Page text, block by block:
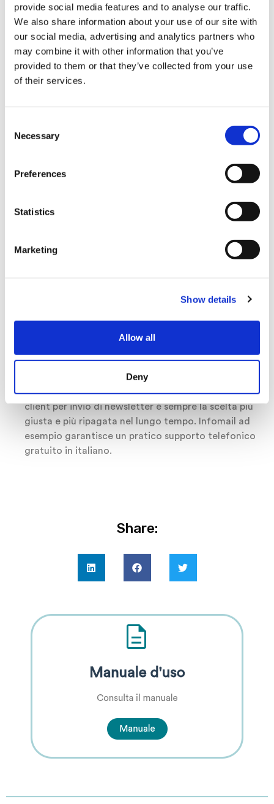
provide social media features and to analyse our traffic.
We also share information about your use of our site with
our social media, advertising and analytics partners who
may combine it with other information that you’ve
provided to them or that they’ve collected from your use
of their services.
Selection
Necessary
Preferences
Statistics
Marketing
Show details
Allow all
Deny
Percentuale di Click
La percentuale di clic è un indicatore che mostra il
numero di persone che hanno fatto clic sul link
presente nella mail. Si ottiene dividendo la somma
dei clic totali per il numero complessivo delle email
Altri valori da considerare nel calcolo del ROI
Migliore è la qualità della e-mail nell’incoraggiare gli
coinvolgimento si misura sulla base del numero delle
Infine, comparate le entrate economiche pervenute
Conclusioni
campagna di email marketing richiede molta
esperienza e la necessità di tenere a mente una
vasta gamma di parametri. Affidarsi a specialisti del
client per invio di newsletter è sempre la scelta più
giusta e più ripagata nel lungo tempo. Infomail ad
esempio garantisce un pratico supporto telefonico
gratuito in italiano.
Share: